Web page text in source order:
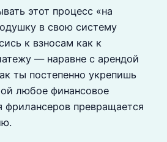
этот процесс «на
в свою систему
к взносам как к
— наравне с арендой
ты постепенно укрепишь
любое финансовое
фрилансеров превращается